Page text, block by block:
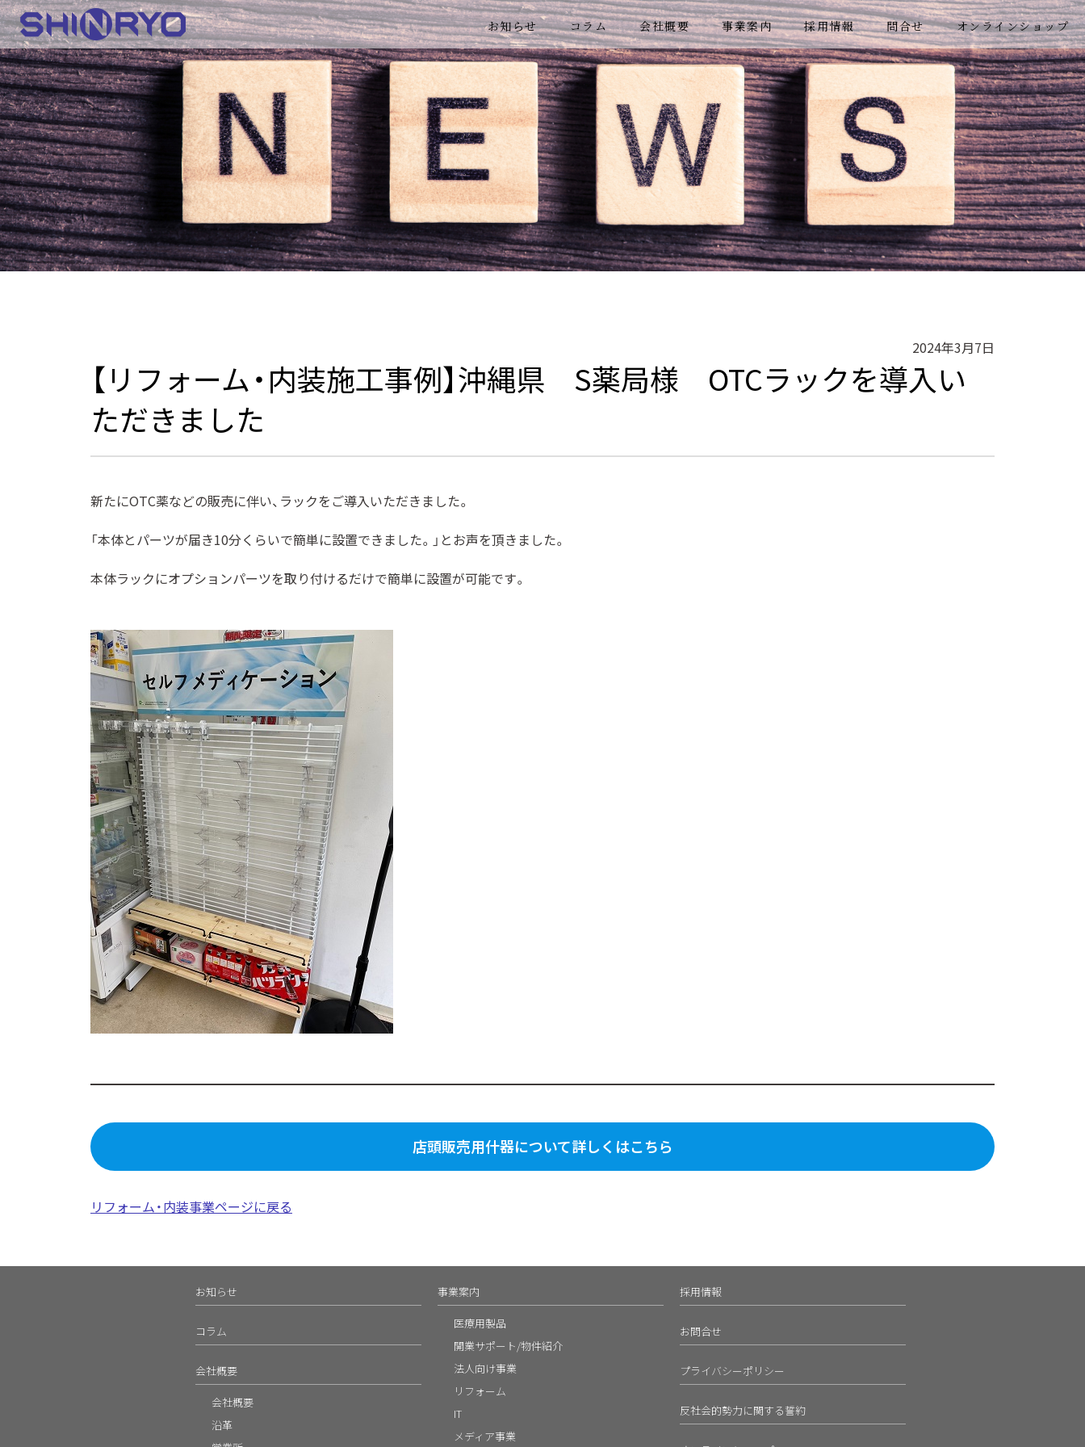
お知らせ コラム 会社概要 事業案内 採用情報 問合せ オンラインショップ
2024年3月7日
【リフォーム・内装施工事例】沖縄県 S薬局様 OTCラックを導入い
ただきました
新たにOTC薬などの販売に伴い、ラックをご導入いただきました。
「本体とパーツが届き10分くらいで簡単に設置できました。」とお声を頂きました。
本体ラックにオプションパーツを取り付けるだけで簡単に設置が可能です。
店頭販売用什器について詳しくはこちら
リフォーム・内装事業ページに戻る
お知らせ
コラム
会社概要
会社概要
沿革
事業案内
医療用製品
開業サポート/物件紹介
法人向け事業
リフォーム
IT
メディア事業
採用情報
お問合せ
プライバシーポリシー
反社会的勢力に関する誓約